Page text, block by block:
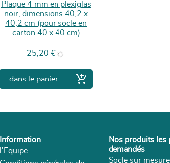
Plaque 4 mm en plexiglas
noir, dimensions 40,2 x
40,2 cm (pour socle en
carton 40 x 40 cm)
Prix
25,20 €
dans le panier 
Information
l'Equipe
Nos produits les
demandés
Socle sur mesure